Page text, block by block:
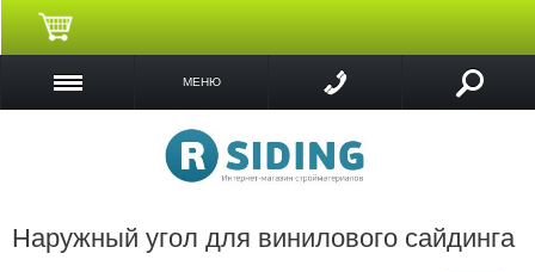
МЕНЮ
Наружный угол для винилового сайдинга